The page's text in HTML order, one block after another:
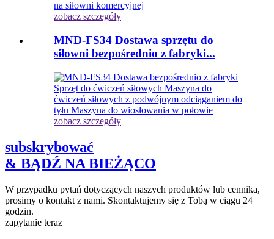
zobacz szczegóły
MND-FS34 Dostawa sprzętu do
siłowni bezpośrednio z fabryki...
zobacz szczegóły
subskrybować
& BĄDŹ NA BIEŻĄCO
W przypadku pytań dotyczących naszych produktów lub cennika,
prosimy o kontakt z nami. Skontaktujemy się z Tobą w ciągu 24
godzin.
zapytanie teraz